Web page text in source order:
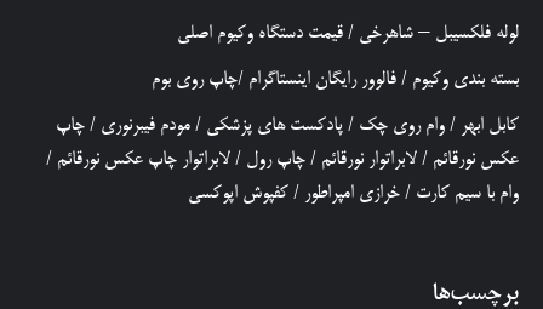
لوله فلکسیبل – شاهرخی / قیمت دستگاه وکیوم اصلی
بسته بندی وکیوم / فالوور رایگان اینستاگرام /چاپ روی بوم
کابل ابهر / وام روی چک / پادکست های پزشکی / مودم فیبرنوری / چاپ
عکس نورقائم / لابراتوار نورقائم / چاپ رول / لابراتوار چاپ عکس نورقائم /
وام با سیم کارت / خرازی امپراطور / کفپوش اپوکسی
برچسب‌ها